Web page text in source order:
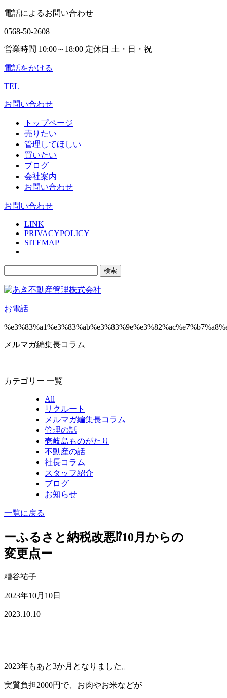
電話によるお問い合わせ
0568-50-2608
営業時間 10:00～18:00 定休日 土・日・祝
電話をかける
TEL
お問い合わせ
トップページ
売りたい
管理してほしい
買いたい
ブログ
会社案内
お問い合わせ
お問い合わせ
LINK
PRIVACYPOLICY
SITEMAP
お電話
メルマガ編集長コラム
カテゴリー 一覧
All
リクルート
メルマガ編集長コラム
管理の話
壱岐島ものがたり
不動産の話
社長コラム
スタッフ紹介
ブログ
お知らせ
一覧に戻る
ーふるさと納税改悪⁉10月からの
変更点ー
糟谷祐子
2023年10月10日
2023.10.10
2023年もあと3か月となりました。
実質負担2000円で、お肉やお米などが